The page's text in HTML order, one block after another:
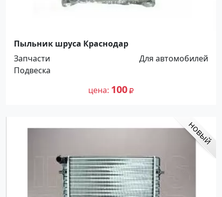
Пыльник шруса Краснодар
Запчасти
Для автомобилей
Подвеска
цена 100